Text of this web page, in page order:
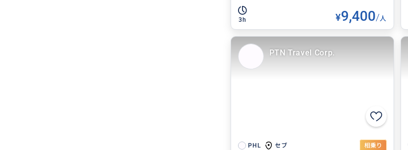
3h ¥9,400/人
PHL セブ 相乗り
PTN Travel Corp.